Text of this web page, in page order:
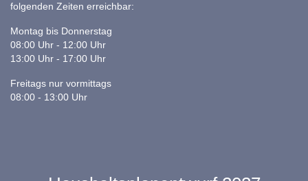
folgenden Zeiten erreichbar:
Montag bis Donnerstag
08:00 Uhr - 12:00 Uhr
13:00 Uhr - 17:00 Uhr
Freitags nur vormittags
08:00 - 13:00 Uhr